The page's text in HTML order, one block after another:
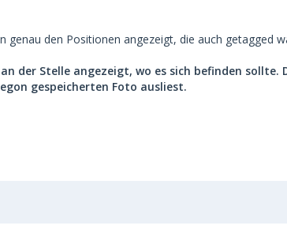
genau den Positionen angezeigt, die auch getagged
der Stelle angezeigt, wo es sich befinden
gespeicherten Foto ausliest.